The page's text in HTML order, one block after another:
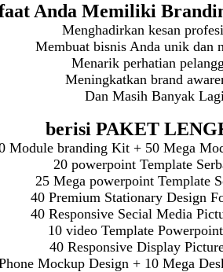
Anda Memiliki
Menghadirkan kesan
Membuat bisnis Anda unik dan
Menarik perhatian
Meningkatkan brand
Dan Masih Banyak
berisi PAKET
Module branding Kit + 50 Mega
20 powerpoint Template
25 Mega powerpoint Template
40 Premium Stationary Design
40 Responsive Secial Media
10 video Template
40 Responsive Display
Mockup Design + 10 Mega